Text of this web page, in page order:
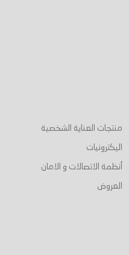
منتجات العناية الشخصية
اليكترونيات
أنظمة الاتصالات و الامان
العروض